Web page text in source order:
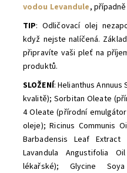
vodou Levandule,
TIP: Odličovací olej
když nejste nalíčená.
připravíte vaši pleť na
produktů.
SLOŽENÍ: Helianthus
kvalitě); Sorbitan Oleate
4 Oleate (přírodní
oleje); Ricinus Communis
Barbadensis Leaf
Lavandula Angustifolia
lékařské); Glycine